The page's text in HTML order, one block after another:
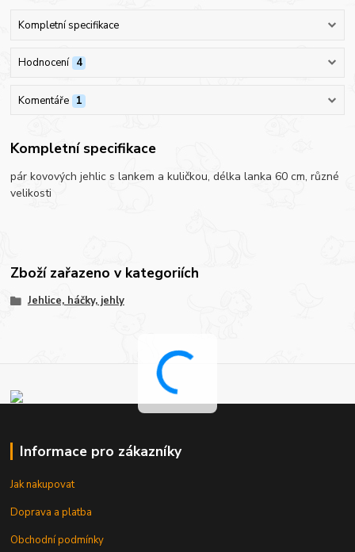
Kompletní specifikace
Hodnocení 4
Komentáře 1
Kompletní specifikace
pár kovových jehlic s lankem a kuličkou, délka lanka 60 cm, různé
velikosti
Zboží zařazeno v kategoriích
Jehlice, háčky, jehly
Informace pro zákazníky
Jak nakupovat
Doprava a platba
Obchodní podmínky